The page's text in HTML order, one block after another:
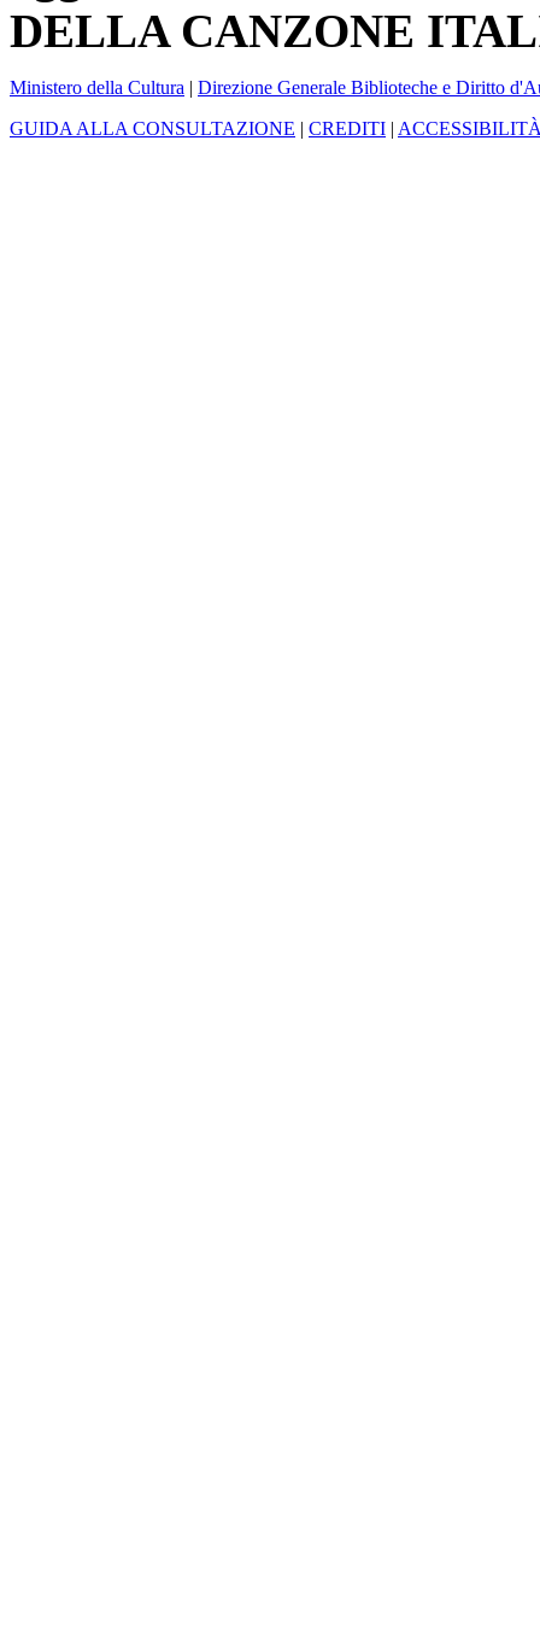
DELLA CANZONE
Ministero della Cultura | Direzione Generale Biblioteche e Diritto
GUIDA ALLA CONSULTAZIONE | CREDITI |